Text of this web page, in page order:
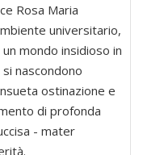
Rosa Maria
universitario,
mondo insidioso in
nascondono
ostinazione e
di profonda
- mater